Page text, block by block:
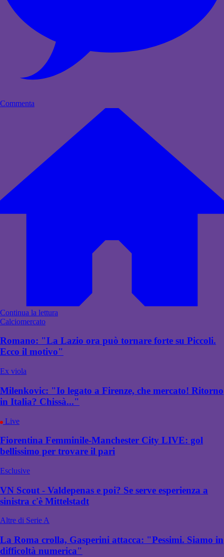
Commenta
Continua la lettura
Calciomercato
Romano: "La Lazio ora può tornare forte su Piccoli.
Ecco il motivo"
Ex viola
Milenkovic: "Io legato a Firenze, che mercato! Ritorno
in Italia? Chissà..."
Live
Fiorentina Femminile-Manchester City LIVE: gol
bellissimo per trovare il pari
Esclusive
VN Scout - Valdepenas e poi? Se serve esperienza a
sinistra c'è Mittelstadt
Altre di Serie A
La Roma crolla, Gasperini attacca: "Pessimi. Siamo in
difficoltà numerica"